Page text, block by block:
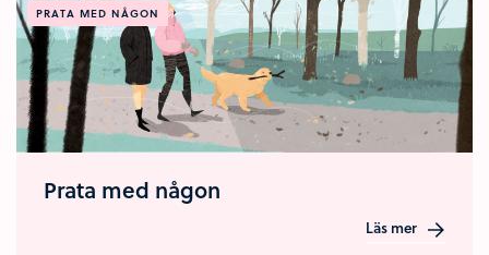
PRATA MED NÅGON
Prata med någon
Läs mer